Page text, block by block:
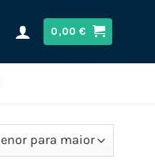
0,00€